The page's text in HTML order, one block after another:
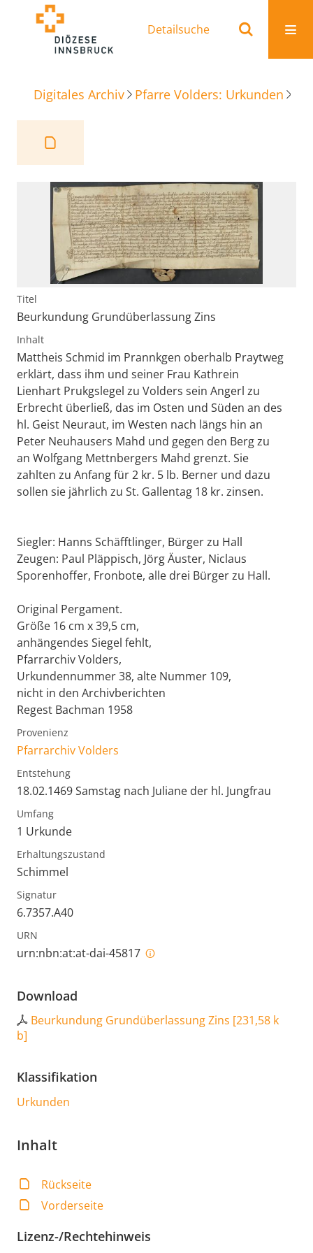
Detailsuche
Digitales Archiv Pfarre Volders: Urkunden
Titel
Beurkundung Grundüberlassung Zins
Inhalt
Mattheis Schmid im Prannkgen oberhalb Praytweg
erklärt, dass ihm und seiner Frau Kathrein
Lienhart Prukgslegel zu Volders sein Angerl zu
Erbrecht überließ, das im Osten und Süden an des
hl. Geist Neuraut, im Westen nach längs hin an
Peter Neuhausers Mahd und gegen den Berg zu
an Wolfgang Mettnbergers Mahd grenzt. Sie
zahlten zu Anfang für 2 kr. 5 lb. Berner und dazu
sollen sie jährlich zu St. Gallentag 18 kr. zinsen.
Siegler: Hanns Schäfftlinger, Bürger zu Hall
Zeugen: Paul Pläppisch, Jörg Äuster, Niclaus
Sporenhoffer, Fronbote, alle drei Bürger zu Hall.
Original Pergament.
Größe 16 cm x 39,5 cm,
anhängendes Siegel fehlt,
Pfarrarchiv Volders,
Urkundennummer 38, alte Nummer 109,
nicht in den Archivberichten
Regest Bachman 1958
Provenienz
Pfarrarchiv Volders
Entstehung
18.02.1469 Samstag nach Juliane der hl. Jungfrau
Umfang
1 Urkunde
Erhaltungszustand
Schimmel
Signatur
6.7357.A40
URN
urn:nbn:at:at-dai-45817
Download
Beurkundung Grundüberlassung Zins [231,58 k
b]
Klassifikation
Urkunden
Inhalt
Rückseite
Vorderseite
Lizenz-/Rechtehinweis